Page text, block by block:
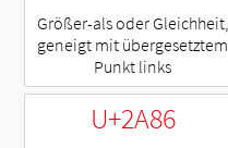
Größer-als oder Gleichheit,
geneigt mit übergesetztem
Punkt links
U+2A86